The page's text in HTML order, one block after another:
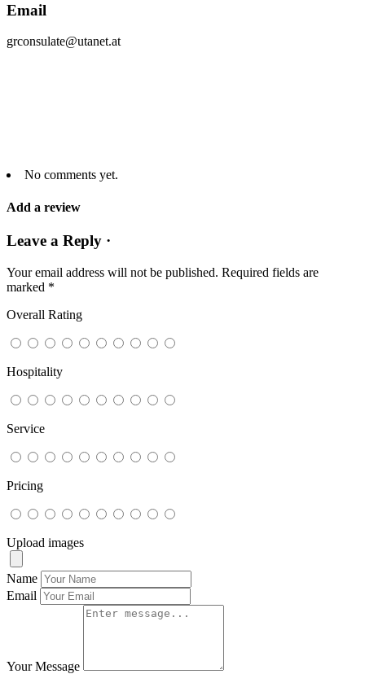
Email
grconsulate@utanet.at
No comments yet.
Add a review
Leave a Reply ·
Your email address will not be published. Required fields are
marked *
Overall Rating
Hospitality
Service
Pricing
Upload images
Name
Email
Your Message